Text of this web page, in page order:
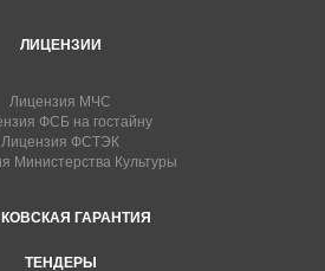
ЛИЦЕНЗИИ
Лицензия МЧС
ФСБ на гостайну
Лицензия ФСТЭК
Министерства Культуры
ГАРАНТИЯ
ТЕНДЕРЫ